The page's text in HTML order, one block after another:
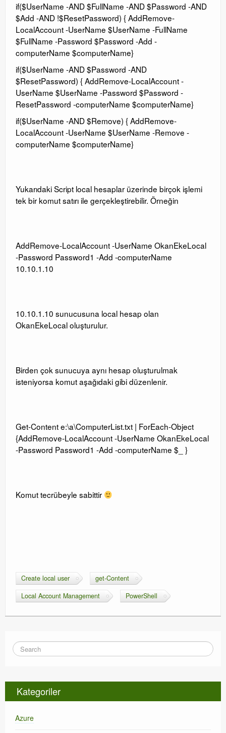
if($UserName -AND $FullName -AND $Password -AND
$Add -AND !$ResetPassword) { AddRemove-
LocalAccount -UserName $UserName -FullName
$FullName -Password $Password -Add -
computerName $computerName}
if($UserName -AND $Password -AND
$ResetPassword) { AddRemove-LocalAccount -
UserName $UserName -Password $Password -
ResetPassword -computerName $computerName}
if($UserName -AND $Remove) { AddRemove-
LocalAccount -UserName $UserName -Remove -
computerName $computerName}
Yukarıdaki Script local hesaplar üzerinde birçok işlemi
tek bir komut satırı ile gerçekleştirebilir. Örneğin
AddRemove-LocalAccount -UserName OkanEkeLocal
-Password Password1 -Add -computerName
10.10.1.10
10.10.1.10 sunucusuna local hesap olan
OkanEkeLocal oluşturulur.
Birden çok sunucuya aynı hesap oluşturulmak
isteniyorsa komut aşağıdaki gibi düzenlenir.
Get-Content e:\a\ComputerList.txt | ForEach-Object
{AddRemove-LocalAccount -UserName OkanEkeLocal
-Password Password1 -Add -computerName $_ }
Komut tecrübeyle sabittir
Create local user
get-Content
Local Account Management
PowerShell
Kategoriler
Azure